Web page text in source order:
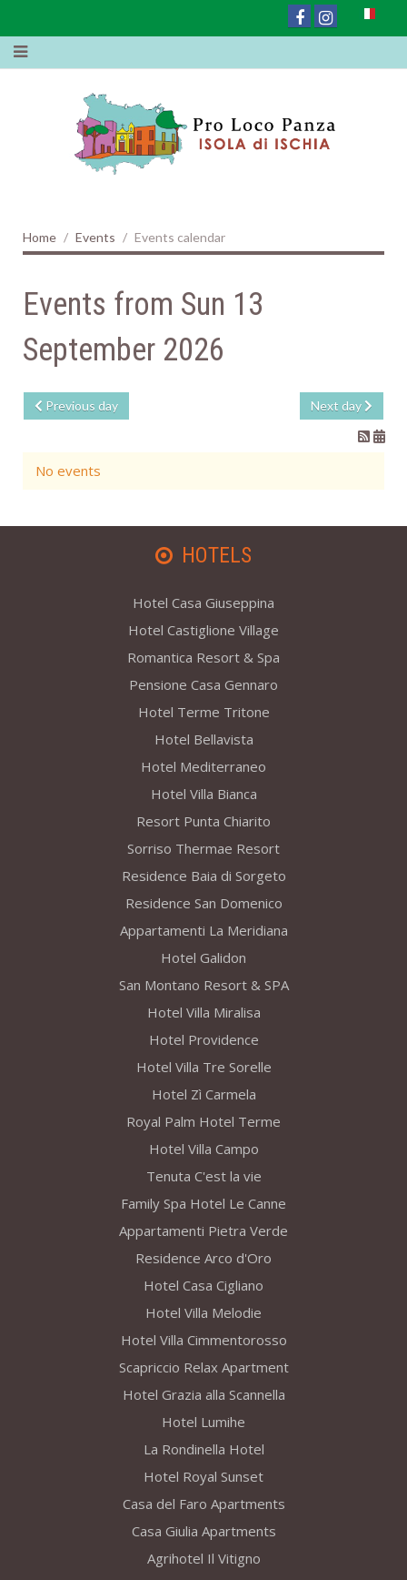
Home Events Events calendar
Events from Sun 13
September 2026
Previous day Next day
No events
HOTELS
Hotel Casa Giuseppina
Hotel Castiglione Village
Romantica Resort & Spa
Pensione Casa Gennaro
Hotel Terme Tritone
Hotel Bellavista
Hotel Mediterraneo
Hotel Villa Bianca
Resort Punta Chiarito
Sorriso Thermae Resort
Residence Baia di Sorgeto
Residence San Domenico
Appartamenti La Meridiana
Hotel Galidon
San Montano Resort & SPA
Hotel Villa Miralisa
Hotel Providence
Hotel Villa Tre Sorelle
Hotel Zì Carmela
Royal Palm Hotel Terme
Hotel Villa Campo
Tenuta C'est la vie
Family Spa Hotel Le Canne
Appartamenti Pietra Verde
Residence Arco d'Oro
Hotel Casa Cigliano
Hotel Villa Melodie
Hotel Villa Cimmentorosso
Scapriccio Relax Apartment
Hotel Grazia alla Scannella
Hotel Lumihe
La Rondinella Hotel
Hotel Royal Sunset
Casa del Faro Apartments
Casa Giulia Apartments
Agrihotel Il Vitigno